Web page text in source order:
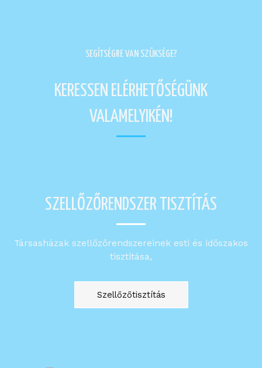
SEGÍTSÉGRE VAN SZÜKSÉGE?
KERESSEN ELÉRHETŐSÉGÜNK
VALAMELYIKÉN!
SZELLŐZŐRENDSZER TISZTÍTÁS
Társasházak szellőzőrendszereinek esti és időszakos
tisztítása,
Szellőzőtisztítás